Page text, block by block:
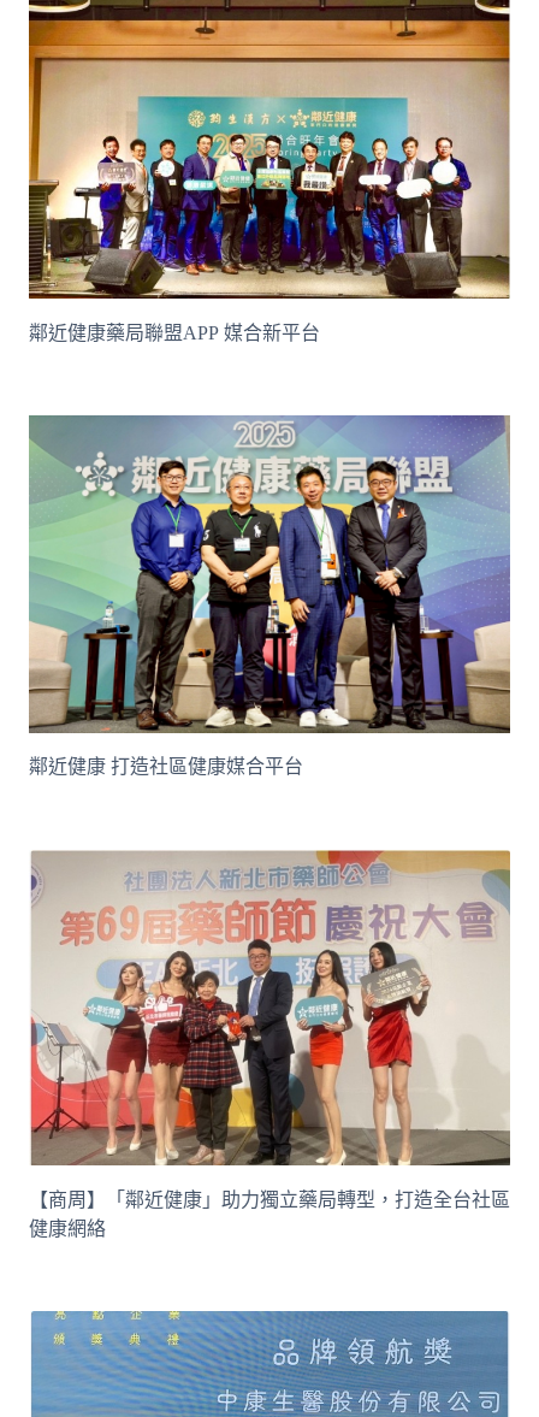
鄰近健康藥局聯盟APP 媒合新平台
鄰近健康 打造社區健康媒合平台
【商周】「鄰近健康」助力獨立藥局轉型，打造全台社區
健康網絡